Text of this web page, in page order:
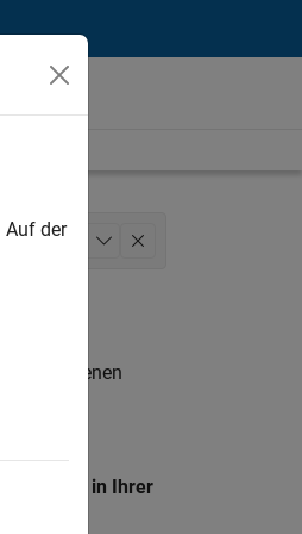
keine offenen
in Ihrer
Auf der